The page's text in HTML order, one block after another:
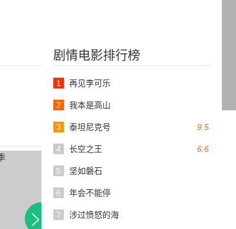
剧情电影排行榜
1 再见李可乐
2 我本是高山
9.5
3 泰坦尼克号
6.6
4 长空之王
5 坚如磐石
6 年会不能停
7 涉过愤怒的海